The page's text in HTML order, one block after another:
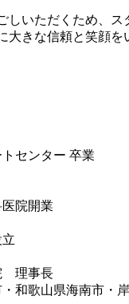
しいただくため、
大きな信頼と笑顔
センター 卒業
院開業
理事長
和歌山県海南市・